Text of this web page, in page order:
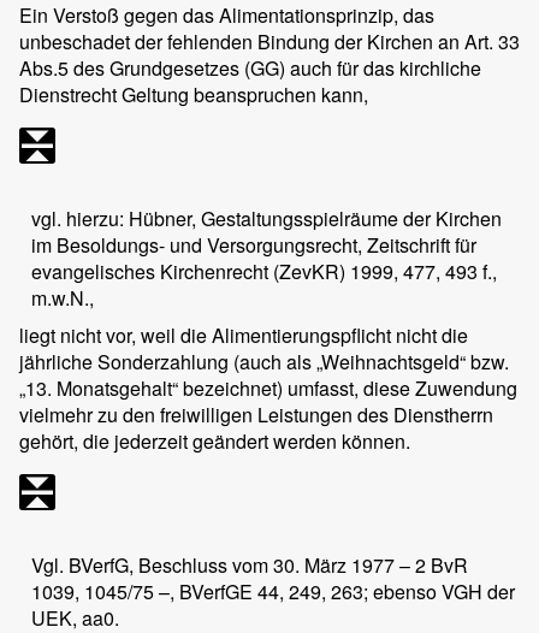
Ein Verstoß gegen das Alimentationsprinzip, das
unbeschadet der fehlenden Bindung der Kirchen an Art. 33
Abs.5 des Grundgesetzes (GG) auch für das kirchliche
Dienstrecht Geltung beanspruchen kann,
vgl. hierzu: Hübner, Gestaltungsspielräume der Kirchen
im Besoldungs- und Versorgungsrecht, Zeitschrift für
evangelisches Kirchenrecht (ZevKR) 1999, 477, 493 f.,
m.w.N.,
liegt nicht vor, weil die Alimentierungspflicht nicht die
jährliche Sonderzahlung (auch als „Weihnachtsgeld“ bzw.
„13. Monatsgehalt“ bezeichnet) umfasst, diese Zuwendung
vielmehr zu den freiwilligen Leistungen des Dienstherrn
gehört, die jederzeit geändert werden können.
Vgl. BVerfG, Beschluss vom 30. März 1977 – 2 BvR
1039, 1045/75 –, BVerfGE 44, 249, 263; ebenso VGH der
UEK, aa0.